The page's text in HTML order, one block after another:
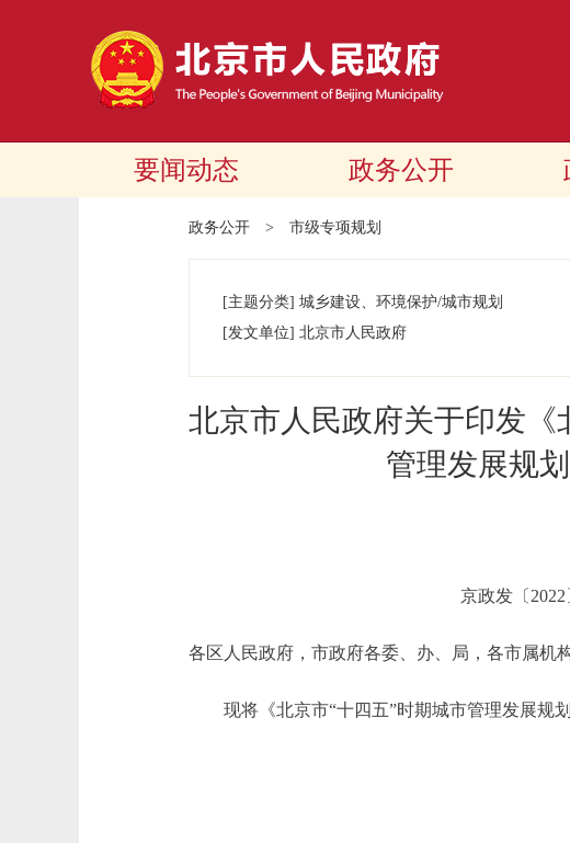
要闻动态 政务公开
政务公开 > 市级专项规划
[主题分类] 城乡建设、环境保护/城市规划
[发文单位] 北京市人民政府
北京市人民政府关于印发《
管理发展规
京政发〔2022
各区人民政府，市政府各委、办、局，各市属机
现将《北京市“十四五”时期城市管理发展规划